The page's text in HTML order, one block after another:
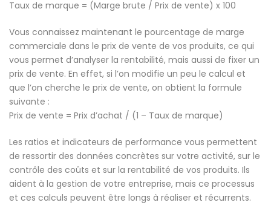
Taux de marque = (Marge brute / Prix de vente) x 100
Vous connaissez maintenant le pourcentage de marge
commerciale dans le prix de vente de vos produits, ce qui
vous permet d’analyser la rentabilité, mais aussi de fixer un
prix de vente. En effet, si l’on modifie un peu le calcul et
que l’on cherche le prix de vente, on obtient la formule
suivante :
Prix de vente = Prix d’achat / (1 – Taux de marque)
Les ratios et indicateurs de performance vous permettent
de ressortir des données concrètes sur votre activité, sur le
contrôle des coûts et sur la rentabilité de vos produits. Ils
aident à la gestion de votre entreprise, mais ce processus
et ces calculs peuvent être longs à réaliser et récurrents.